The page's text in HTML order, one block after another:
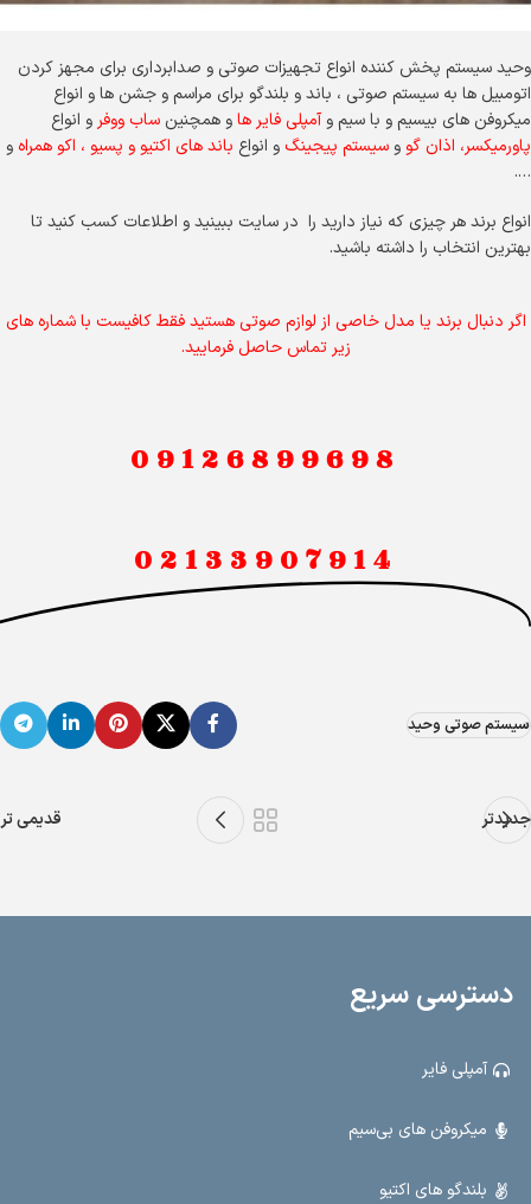
وحید سیستم پخش کننده انواع تجهیزات صوتی و صدابرداری برای مجهز کردن
اتومبیل ها به سیستم صوتی ، باند و بلندگو برای مراسم و جشن ها و انواع
میکروفن های بیسیم و با سیم و آمپلی فایر هاو همچنین ساب ووفر و انواع
پاورمیکسر، اذان گو و سیستم پیجینگ و انواع باند های اکتیو و پسیو ، اکو همراه و
….
انواع برند هر چیزی که نیاز دارید را در سایت ببینید و اطلاعات کسب کنید تا
بهترین انتخاب را داشته باشید.
اگر دنبال برند یا مدل خاصی از لوازم صوتی هستید فقط کافیست با شماره های
زیر تماس حاصل فرمایید.
09126899698
02133907914
سیستم صوتی وحید
جدیدتر قدیمی تر
دسترسی سریع
آمپلی فایر
میکروفن های بی‌سیم
بلندگو های اکتیو